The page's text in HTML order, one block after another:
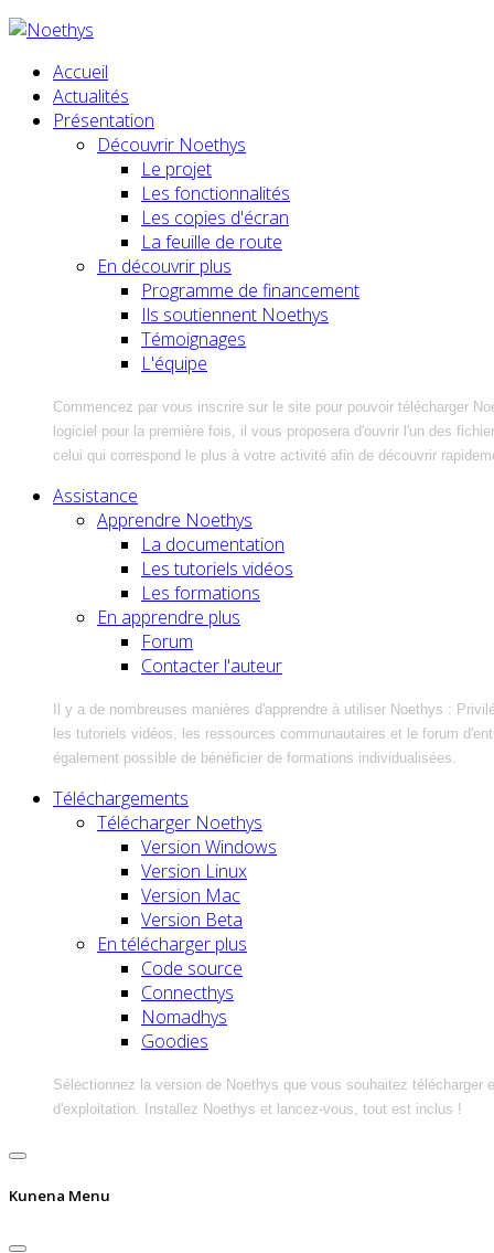
Accueil
Actualités
Présentation
Découvrir Noethys
Le projet
Les fonctionnalités
Les copies d'écran
La feuille de route
En découvrir plus
Programme de financement
Ils soutiennent Noethys
Témoignages
L'équipe
Commencez par vous inscrire sur le site pour pouvoir télécharger
logiciel pour la première fois, il vous proposera d'ouvrir l'un des
celui qui correspond le plus à votre activité afin de découvrir
Assistance
Apprendre Noethys
La documentation
Les tutoriels vidéos
Les formations
En apprendre plus
Forum
Contacter l'auteur
Il y a de nombreuses manières d'apprendre à utiliser Noethys :
les tutoriels vidéos, les ressources communautaires et le forum
également possible de bénéficier de formations individualisées.
Téléchargements
Télécharger Noethys
Version Windows
Version Linux
Version Mac
Version Beta
En télécharger plus
Code source
Connecthys
Nomadhys
Goodies
Sélectionnez la version de Noethys que vous souhaitez télécharger
d'exploitation. Installez Noethys et lancez-vous, tout est inclus !
Kunena Menu